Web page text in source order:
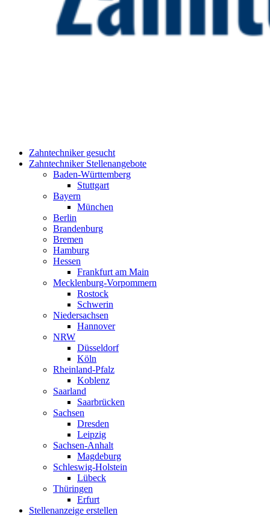
Zahntechniker gesucht
Zahntechniker Stellenangebote
Baden-Württemberg
Stuttgart
Bayern
München
Berlin
Brandenburg
Bremen
Hamburg
Hessen
Frankfurt am Main
Mecklenburg-Vorpommern
Rostock
Schwerin
Niedersachsen
Hannover
NRW
Düsseldorf
Köln
Rheinland-Pfalz
Koblenz
Saarland
Saarbrücken
Sachsen
Dresden
Leipzig
Sachsen-Anhalt
Magdeburg
Schleswig-Holstein
Lübeck
Thüringen
Erfurt
Stellenanzeige erstellen